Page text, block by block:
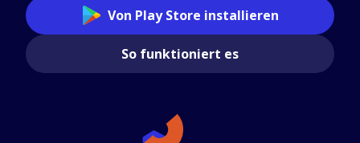
Von Play Store installieren
So funktioniert es